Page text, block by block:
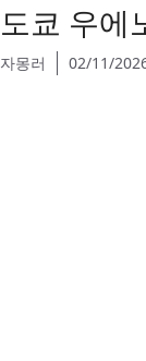
도쿄 우에
자몽러 02/11/